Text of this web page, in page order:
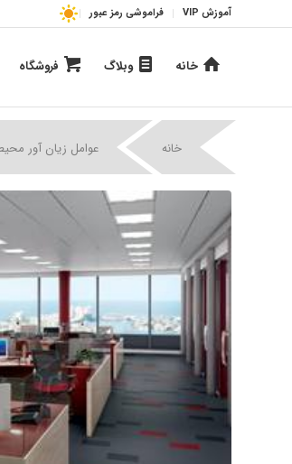
آموزش VIP فراموشی رمز عبور
خانه وبلاگ فروشگاه
خانه عوامل زیان آور